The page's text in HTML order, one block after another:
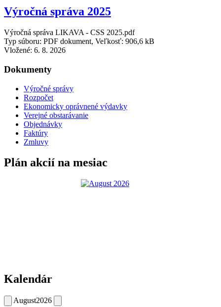
Výročná správa 2025
Výročná správa LIKAVA - CSS 2025.pdf
Typ súboru: PDF dokument, Veľkosť: 906,6 kB
Vložené: 6. 8. 2026
Dokumenty
Výročné správy
Rozpočet
Ekonomicky oprávnené výdavky
Verejné obstarávanie
Objednávky
Faktúry
Zmluvy
Plán akcií na mesiac
Kalendár
August2026